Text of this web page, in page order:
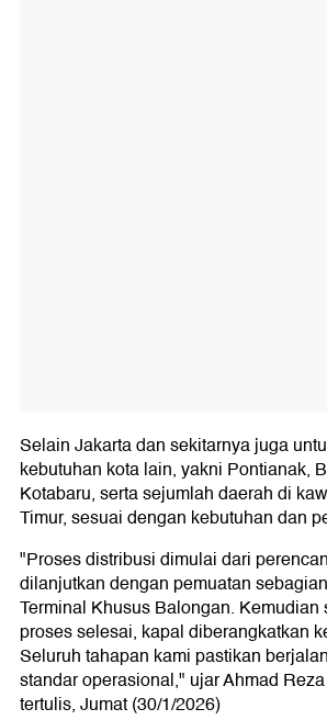
Selain Jakarta dan sekitarnya juga
kebutuhan kota lain, yakni Pontianak,
Kotabaru, serta sejumlah daerah di
Timur, sesuai dengan kebutuhan dan
"Proses distribusi dimulai dari
dilanjutkan dengan pemuatan
Terminal Khusus Balongan. Kemudian
proses selesai, kapal diberangkatkan
Seluruh tahapan kami pastikan
standar operasional," ujar Ahmad
tertulis, Jumat (30/1/2026)